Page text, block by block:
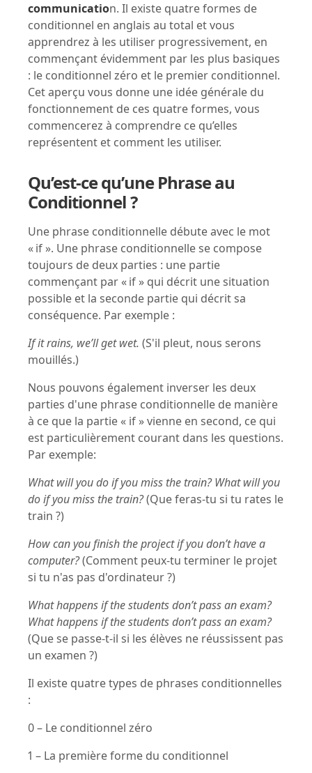
communication. Il existe quatre formes de
conditionnel en anglais au total et vous
apprendrez à les utiliser progressivement, en
commençant évidemment par les plus basiques
: le conditionnel zéro et le premier conditionnel.
Cet aperçu vous donne une idée générale du
fonctionnement de ces quatre formes, vous
commencerez à comprendre ce qu’elles
représentent et comment les utiliser.
Qu’est-ce qu’une Phrase au
Conditionnel ?
Une phrase conditionnelle débute avec le mot
« if ». Une phrase conditionnelle se compose
toujours de deux parties : une partie
commençant par « if » qui décrit une situation
possible et la seconde partie qui décrit sa
conséquence. Par exemple :
If it rains, we’ll get wet. (S'il pleut, nous serons
mouillés.)
Nous pouvons également inverser les deux
parties d'une phrase conditionnelle de manière
à ce que la partie « if » vienne en second, ce qui
est particulièrement courant dans les questions.
Par exemple:
What will you do if you miss the train? What will you
do if you miss the train?(Que feras-tu si tu rates le
train ?)
How can you finish the project if you don’t have a
computer?(Comment peux-tu terminer le projet
si tu n'as pas d'ordinateur ?)
What happens if the students don’t pass an exam?
What happens if the students don’t pass an exam?
(Que se passe-t-il si les élèves ne réussissent pas
un examen ?)
Il existe quatre types de phrases conditionnelles
:
0 – Le conditionnel zéro
1 – La première forme du conditionnel